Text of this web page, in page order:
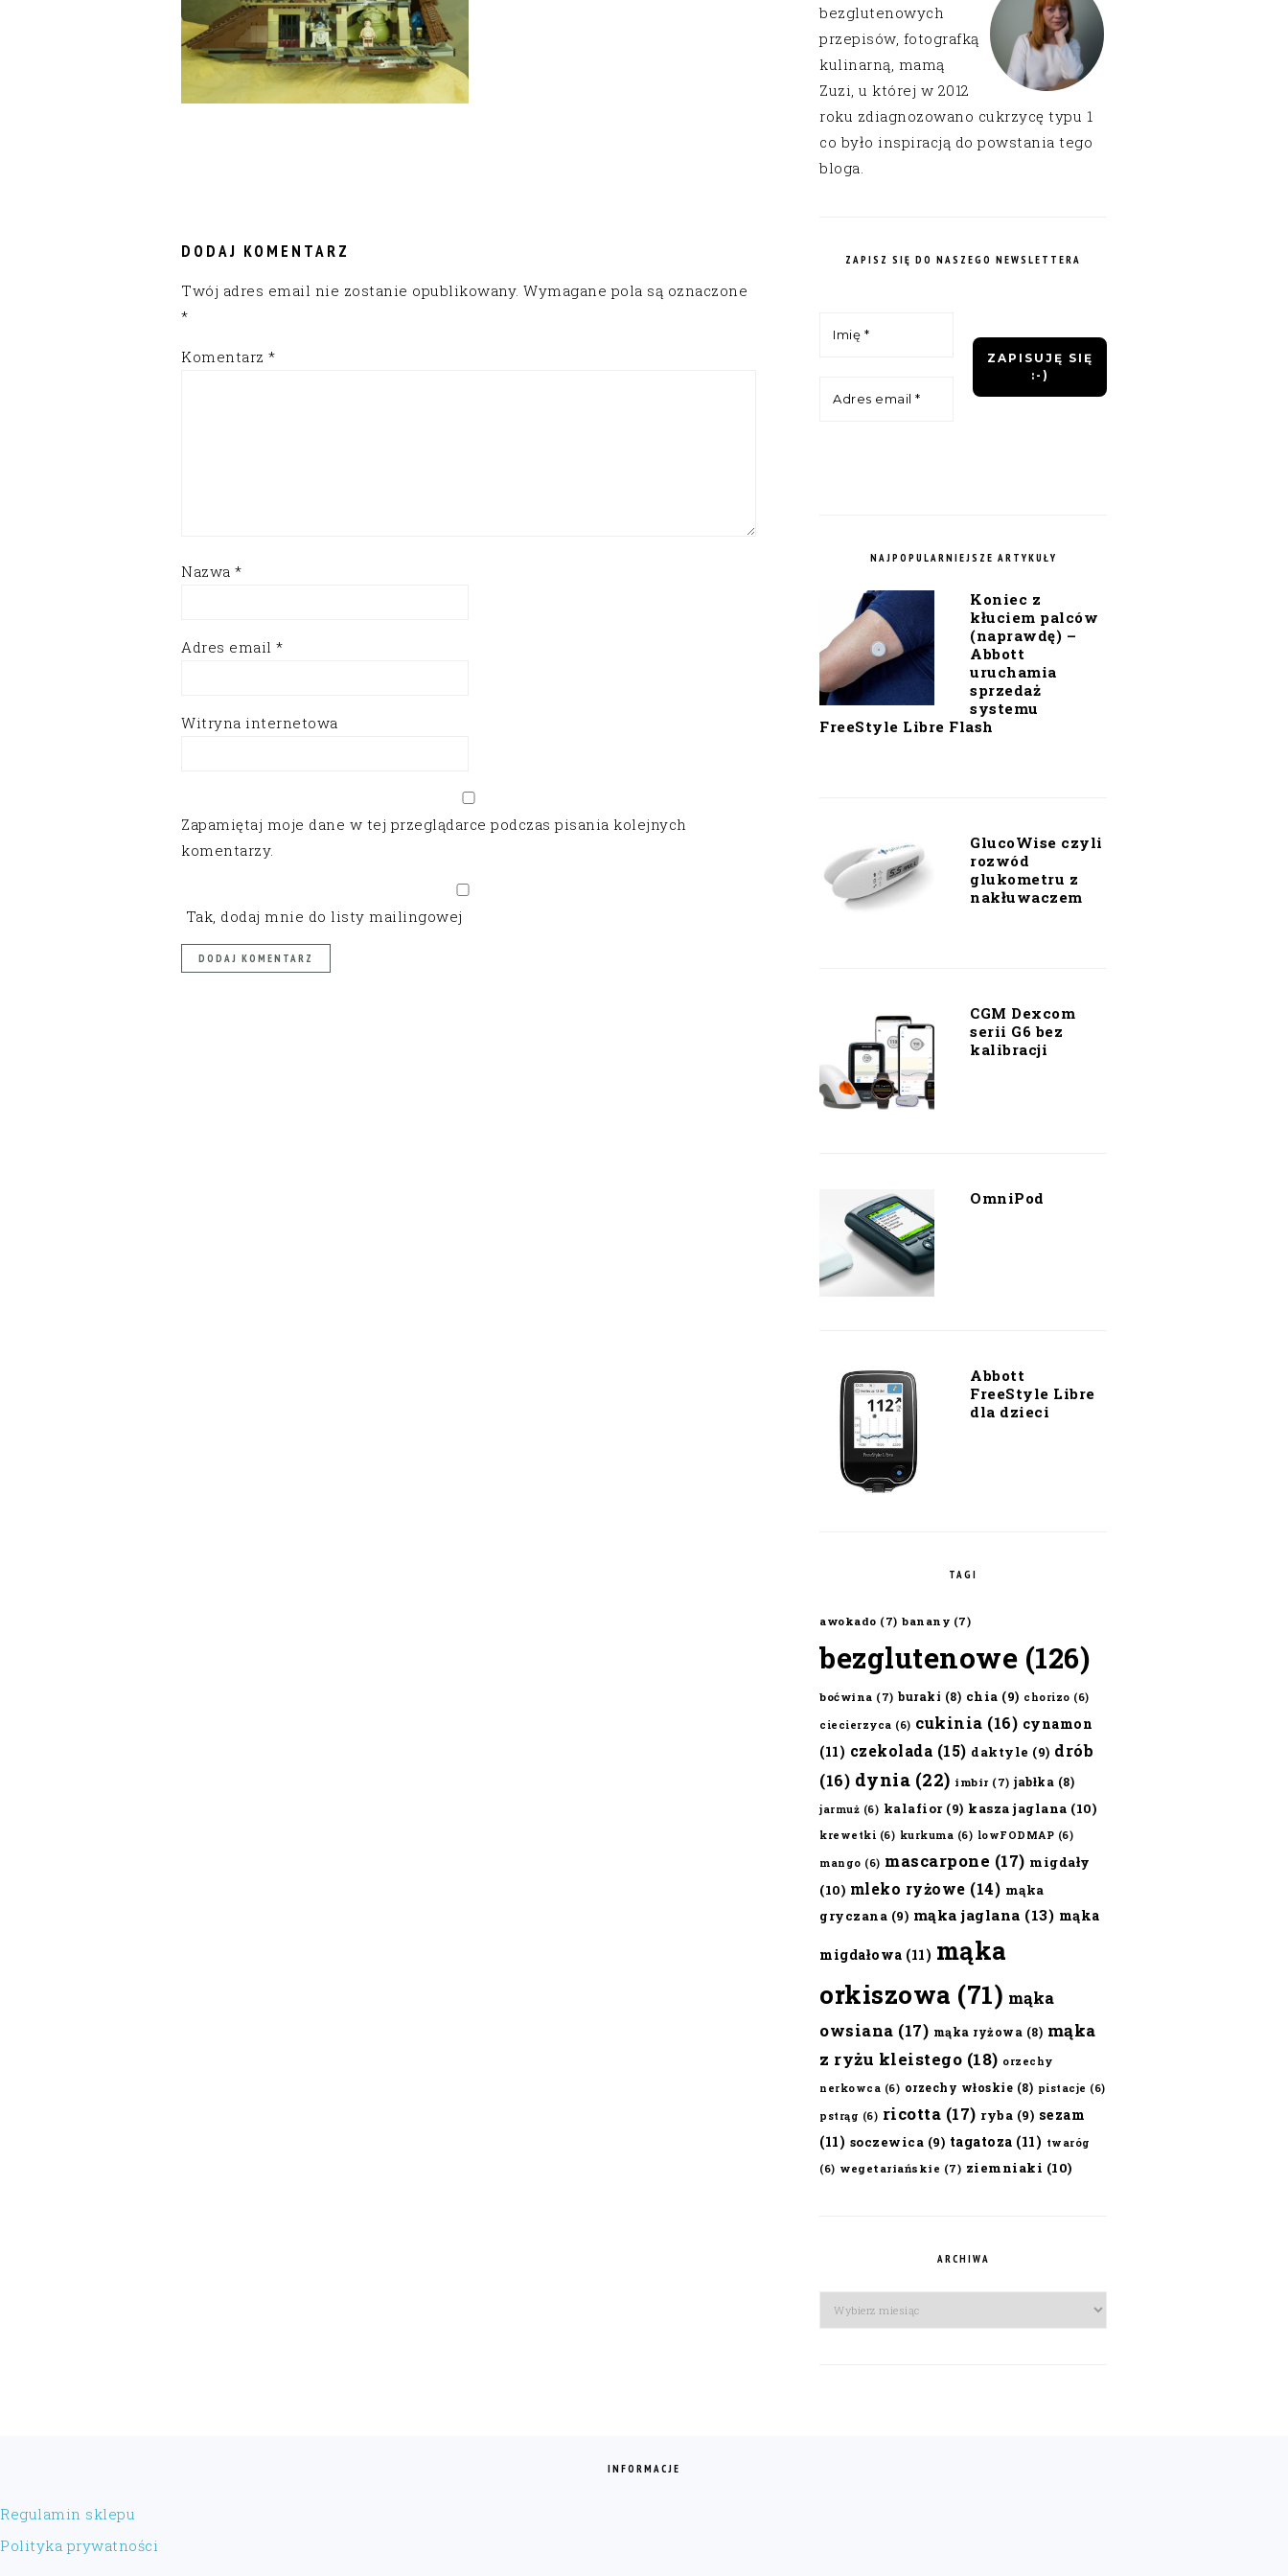
DODAJ KOMENTARZ
Twój adres email nie zostanie opublikowany. Wymagane pola są oznaczone
*
Komentarz *
Nazwa *
Adres email *
Witryna internetowa
Zapamiętaj moje dane w tej przeglądarce podczas pisania kolejnych
komentarzy.
Tak, dodaj mnie do listy mailingowej
bezglutenowych
przepisów, fotografką
kulinarną, mamą
Zuzi, u której w 2012
roku zdiagnozowano cukrzycę typu 1
co było inspiracją do powstania tego
bloga.
ZAPISZ SIĘ DO NASZEGO NEWSLETTERA
NAJPOPULARNIEJSZE ARTYKUŁY
Koniec z
kłuciem palców
(naprawdę) –
Abbott
uruchamia
sprzedaż
systemu
FreeStyle Libre Flash
GlucoWise czyli
rozwód
glukometru z
nakłuwaczem
CGM Dexcom
serii G6 bez
kalibracji
OmniPod
Abbott
FreeStyle Libre
dla dzieci
TAGI
awokado (7) banany (7)
bezglutenowe (126)
boćwina (7) buraki (8) chia (9) chorizo (6)
ciecierzyca (6) cukinia (16) cynamon
(11) czekolada (15) daktyle (9) drób
(16) dynia (22) imbir (7) jabłka (8)
jarmuż (6) kalafior(9) kasza jaglana (10)
krewetki (6) kurkuma (6) lowFODMAP (6)
mango (6) mascarpone (17) migdały
(10) mleko ryżowe (14) mąka
gryczana (9) mąka jaglana (13) mąka
migdałowa (11) mąka
orkiszowa (71) mąka
owsiana (17) mąka ryżowa (8) mąka
z ryżu kleistego (18) orzechy
nerkowca (6) orzechy włoskie (8) pistacje (6)
pstrąg (6) ricotta (17) ryba (9) sezam
(11) soczewica (9) tagatoza (11) twaróg
(6) wegetariańskie (7) ziemniaki (10)
ARCHIWA
Archiwa
INFORMACJE
Regulamin sklepu
Polityka prywatności